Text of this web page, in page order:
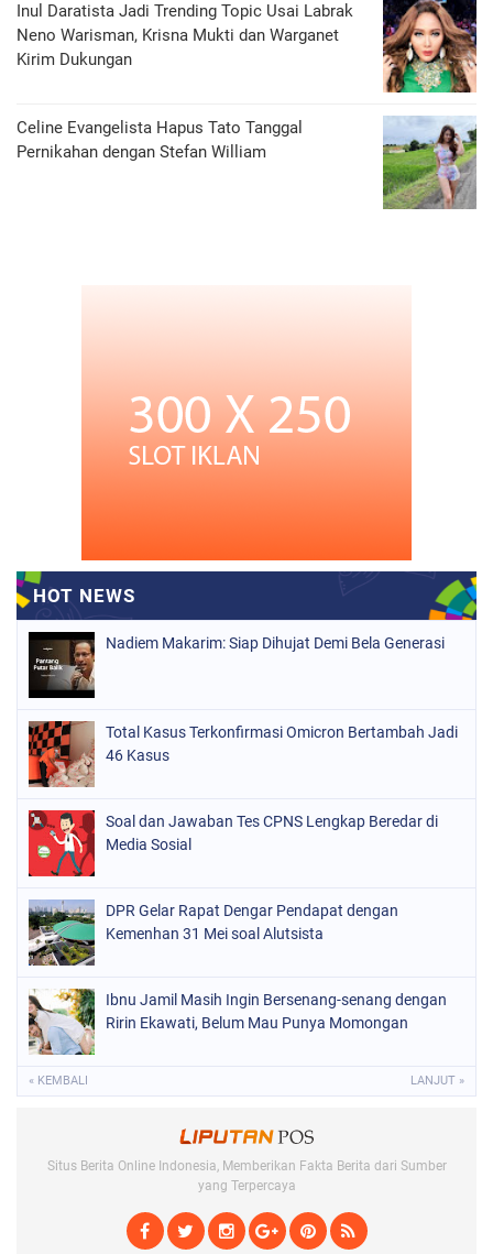
Inul Daratista Jadi Trending Topic Usai Labrak
Neno Warisman, Krisna Mukti dan Warganet
Kirim Dukungan
Celine Evangelista Hapus Tato Tanggal
Pernikahan dengan Stefan William
Nadiem Makarim: Siap Dihujat Demi Bela Generasi
Total Kasus Terkonfirmasi Omicron Bertambah Jadi
46 Kasus
Soal dan Jawaban Tes CPNS Lengkap Beredar di
Media Sosial
DPR Gelar Rapat Dengar Pendapat dengan
Kemenhan 31 Mei soal Alutsista
Ibnu Jamil Masih Ingin Bersenang-senang dengan
Ririn Ekawati, Belum Mau Punya Momongan
« KEMBALI LANJUT »
Situs Berita Online Indonesia, Memberikan Fakta Berita dari Sumber
yang Terpercaya